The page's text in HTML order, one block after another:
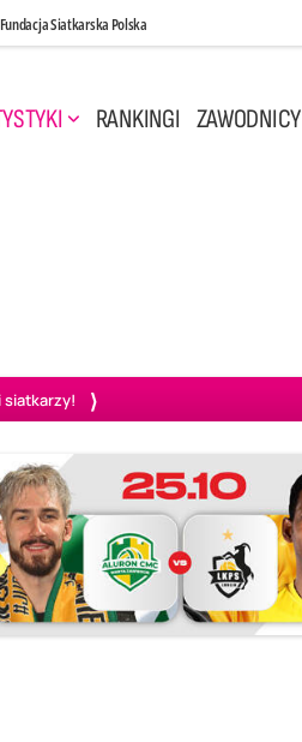
Fundacja Siatkarska Polska
RANKINGI ZAWODNICY
siatkarzy!